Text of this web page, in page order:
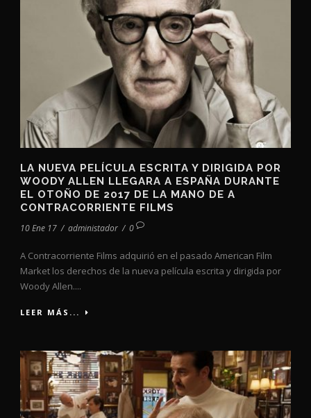
LA NUEVA PELÍCULA ESCRITA Y DIRIGIDA POR
WOODY ALLEN LLEGARA A ESPAÑA DURANTE
EL OTOÑO DE 2017 DE LA MANO DE A
CONTRACORRIENTE FILMS
10 Ene 17 / administador / 0
A Contracorriente Films adquirió en el pasado American Film
Market los derechos de la nueva película escrita y dirigida por
Woody Allen....
LEER MÁS...